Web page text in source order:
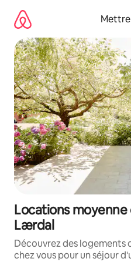
directement
contenu
Locations
Lærdal
Découvrez des logements
chez vous pour un séjour